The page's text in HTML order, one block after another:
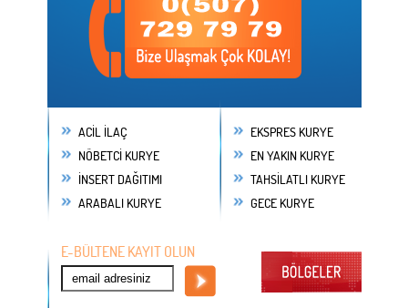
ACİL İLAÇ
NÖBETCİ KURYE
İNSERT DAĞITIMI
ARABALI KURYE
EKSPRES KURYE
EN YAKIN KURYE
TAHSİLATLI KURYE
GECE KURYE
E-BÜLTENE KAYIT OLUN